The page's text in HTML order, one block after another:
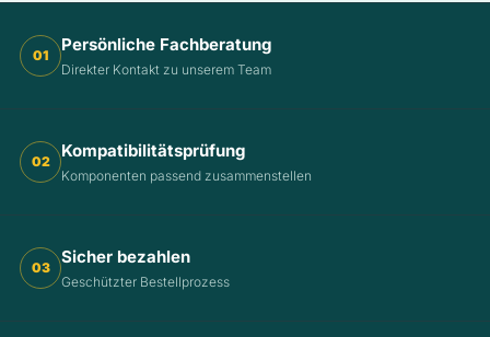
01
Persönliche Fachberatung
Direkter Kontakt zu unserem Team
02
Kompatibilitätsprüfung
Komponenten passend zusammenstellen
03
Sicher bezahlen
Geschützter Bestellprozess